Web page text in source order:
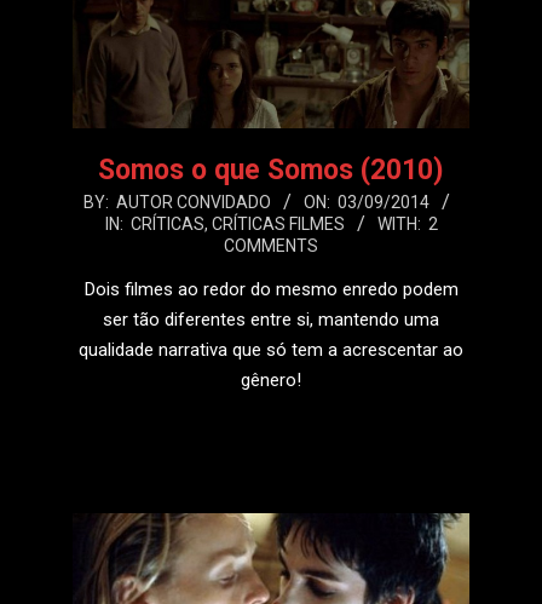
Somos o que Somos (2010)
2014-
BY: AUTOR CONVIDADO ON: 03/09/2014
IN: CRÍTICAS, CRÍTICAS FILMES WITH: 2
COMMENTS
Dois filmes ao redor do mesmo enredo podem
ser tão diferentes entre si, mantendo uma
qualidade narrativa que só tem a acrescentar ao
gênero!